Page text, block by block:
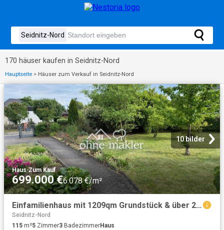
170 häuser kaufen in Seidnitz-Nord
Hauptseite > Häuser zum Verkauf in Seidnitz-Nord
10 bilder
Haus·Zum Kauf
699.000 €6.078 €/m²
Einfamilienhaus mit 1209qm Grundstück & über 250qm Nutzfläche
Seidnitz-Nord
115 m²5 Zimmer3 BadezimmerHaus